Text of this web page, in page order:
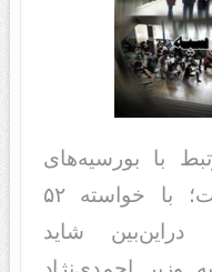
مرتبط با بورسیه‌های
غیرقانونی صادر شده است؛ با خواسته ۵٢
دراین‌بین شاید